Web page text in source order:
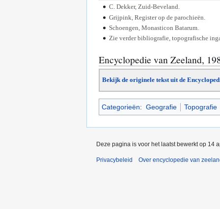
C. Dekker, Zuid-Beveland.
Grijpink, Register op de parochieën.
Schoengen, Monasticon Batarum.
Zie verder bibliografie, topografische
Encyclopedie van Zeeland,
Bekijk de originele tekst uit de
Categorieën: Geografie Topografie
Deze pagina is voor het laatst bewerkt op 14
Privacybeleid Over encyclopedie van